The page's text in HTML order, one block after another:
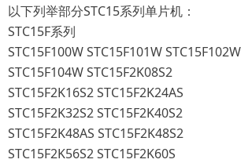
以下列举部分STC15系列单片机：
STC15F系列
STC15F100W STC15F101W STC15F102W
STC15F104W STC15F2K08S2
STC15F2K16S2 STC15F2K24AS
STC15F2K32S2 STC15F2K40S2
STC15F2K48AS STC15F2K48S2
STC15F2K56S2 STC15F2K60S